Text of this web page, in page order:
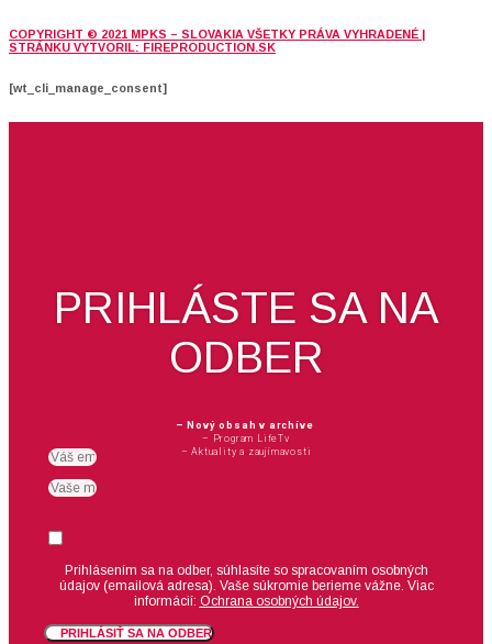
COPYRIGHT © 2021 MPKS – SLOVAKIA VŠETKY PRÁVA VYHRADENÉ |
STRÁNKU VYTVORIL: FIREPRODUCTION.SK
[wt_cli_manage_consent]
PRIHLÁSTE SA NA
ODBER
– Nový obsah v archíve
– Program LifeTv
– Aktuality a zaujímavosti
Prihlásením sa na odber, súhlasíte so spracovaním osobných
údajov (emailová adresa). Vaše súkromie berieme vážne. Viac
informácií: Ochrana osobných údajov.
PRIHLÁSIŤ SA NA ODBER